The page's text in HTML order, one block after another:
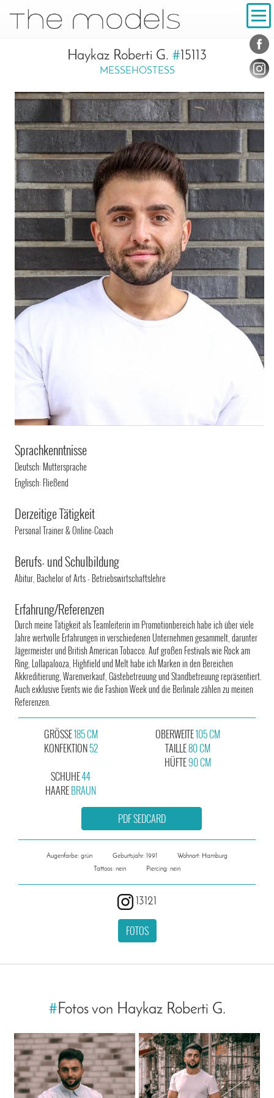
Navigation
Haykaz Roberti G. #15113
MESSEHOSTESS
Sprachkenntnisse
Deutsch: Muttersprache
Englisch: Fließend
Derzeitige Tätigkeit
Personal Trainer & Online-Coach
Berufs- und Schulbildung
Abitur, Bachelor of Arts - Betriebswirtschaftslehre
Erfahrung/Referenzen
Durch meine Tätigkeit als Teamleiterin im Promotionbereich habe ich über viele
Jahre wertvolle Erfahrungen in verschiedenen Unternehmen gesammelt, darunter
Jägermeister und British American Tobacco. Auf großen Festivals wie Rock am
Ring, Lollapalooza, Highfield und Melt habe ich Marken in den Bereichen
Akkreditierung, Warenverkauf, Gästebetreuung und Standbetreuung repräsentiert.
Auch exklusive Events wie die Fashion Week und die Berlinale zählen zu meinen
Referenzen.
GRÖSSE185 CM
KONFEKTION52
OBERWEITE105 CM
TAILLE80 CM
HÜFTE90 CM
SCHUHE44
HAAREBRAUN
PDF SEDCARD
Augenfarbe: grün Geburtsjahr: 1991
Wohnort: Hamburg
Tattoos: nein
Piercing: nein
13121
FOTOS
#Fotos von Haykaz Roberti G.